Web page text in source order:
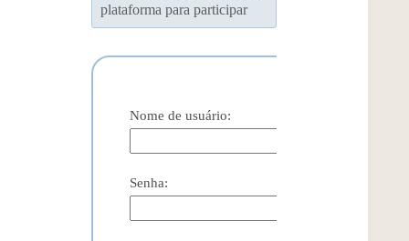
plataforma para participar
Nome de usuário:
Senha: